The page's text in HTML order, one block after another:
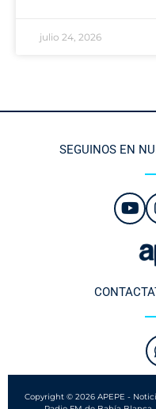
julio 24, 2026
SEGUINOS EN
Copyright © 2026 APEPE -